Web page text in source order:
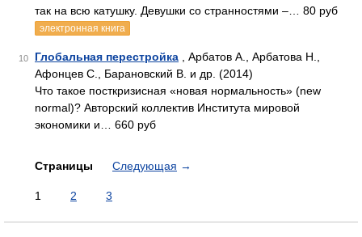
так на всю катушку. Девушки со странностями –… 80 руб
электронная книга
10 Глобальная перестройка , Арбатов А., Арбатова Н.,
Афонцев С., Барановский В. и др. (2014)
Что такое посткризисная «новая нормальность» (new
normal)? Авторский коллектив Института мировой
экономики и… 660 руб
Страницы Следующая →
1 2 3